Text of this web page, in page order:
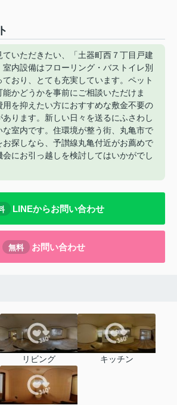
ていただきたい、「土器町西７丁目戸建
室内設備はフローリング・バストイレ別
ており、とても充実しています。ペット
能かどうかを事前にご相談いただけま
用を抑えたい方におすすめな敷金不要の
あります。新しい日々を送るにふさわし
な室内です。住環境が整う街、丸亀市で
お探しなら、予讃線丸亀付近がお薦めで
会にお引っ越しを検討してはいかがでし
LINEからお問い合わせ
無料 お問い合わせ
リビング キッチン